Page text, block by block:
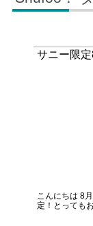
サニー限
こんにちは 8
定！とっても